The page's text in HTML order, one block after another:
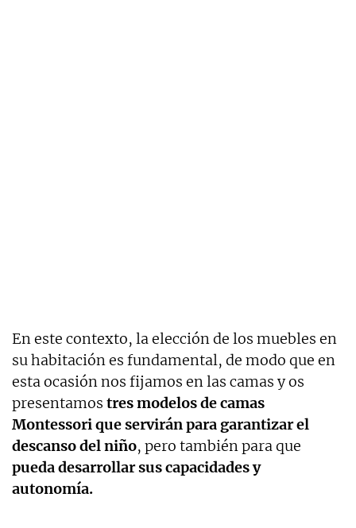
En este contexto, la elección de los muebles en
su habitación es fundamental, de modo que en
esta ocasión nos fijamos en las camas y os
presentamos tres modelos de camas
Montessori que servirán para garantizar el
descanso del niño, pero también para que
pueda desarrollar sus capacidades y
autonomía.